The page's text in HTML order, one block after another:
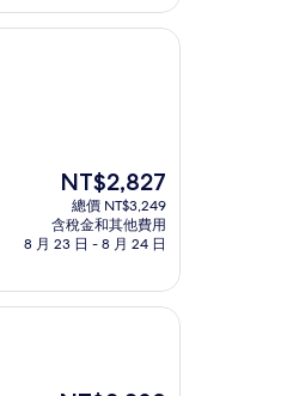
現
在
價
格
NT$2,827
總價 NT$3,249
含稅金和其他費用
8 月 23 日 - 8 月 24 日